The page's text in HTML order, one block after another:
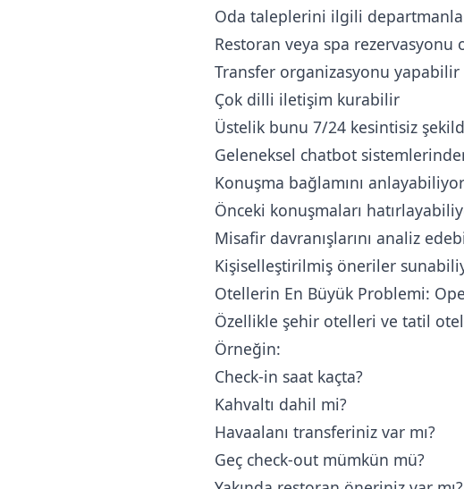
Oda taleplerini ilgili
Restoran veya spa
Transfer organizasyonu yapabilir
Çok dilli iletişim kurabilir
Üstelik bunu 7/24 kesintisiz
Geleneksel chatbot
Konuşma bağlamını anlayabiliyor
Önceki konuşmaları
Misafir davranışlarını analiz
Kişiselleştirilmiş öneriler
Otellerin En Büyük Problemi:
Özellikle şehir otelleri ve tatil
Örneğin:
Check-in saat kaçta?
Kahvaltı dahil mi?
Havaalanı transferiniz var mı?
Geç check-out mümkün mü?